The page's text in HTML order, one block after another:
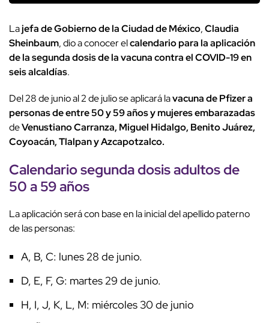
Lajefa de Gobierno de la Ciudad de México,Claudia
Sheinbaum, dio a conocer elcalendario para la aplicación
de la segunda dosis de la vacuna contra el COVID-19 en
seis alcaldías.
Del 28 de junio al 2 de julio se aplicará lavacuna de Pfizer a
personas de entre 50 y 59 años y mujeres embarazadas
deVenustiano Carranza, Miguel Hidalgo, Benito Juárez,
Coyoacán, Tlalpan y Azcapotzalco.
Calendario segunda dosis adultos de
50 a 59 años
La aplicación será con base en la inicial del apellido paterno
de las personas:
A, B, C: lunes 28 de junio.
D, E, F, G: martes 29 de junio.
H, I, J, K, L, M: miércoles 30 de junio